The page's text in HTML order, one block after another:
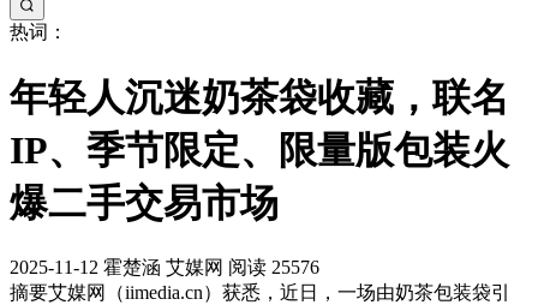
热词：
年轻人沉迷奶茶袋收藏，联名
IP、季节限定、限量版包装火
爆二手交易市场
2025-11-12 霍楚涵 艾媒网 阅读 25576
摘要艾媒网（iimedia.cn）获悉，近日，一场由奶茶包装袋引